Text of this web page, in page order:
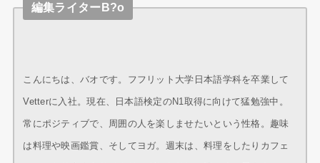
編集ライターB?o
こんにちは、バオです。フフリット大学日本語学科を卒業して
Vetterに入社。現在、日本語検定のN1取得に向けて猛勉強中。
常にポジティブで、周囲の人を楽しませたいという性格。趣味
は料理や映画鑑賞、そしてヨガ。週末は、料理をしたりカフェ